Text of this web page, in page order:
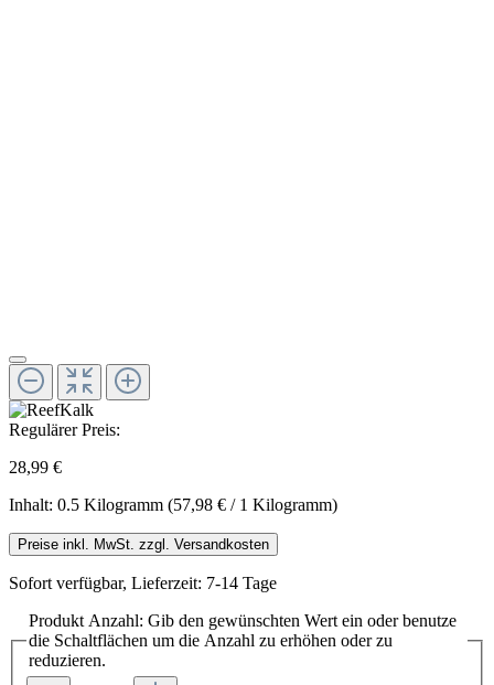
Regulärer Preis:
28,99 €
Inhalt: 0.5 Kilogramm (57,98 € / 1 Kilogramm)
Preise inkl. MwSt. zzgl. Versandkosten
Sofort verfügbar, Lieferzeit: 7-14 Tage
Produkt Anzahl: Gib den gewünschten Wert ein oder benutze
die Schaltflächen um die Anzahl zu erhöhen oder zu
reduzieren.